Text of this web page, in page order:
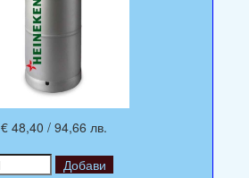
€ 48,40 / 94,66 лв.